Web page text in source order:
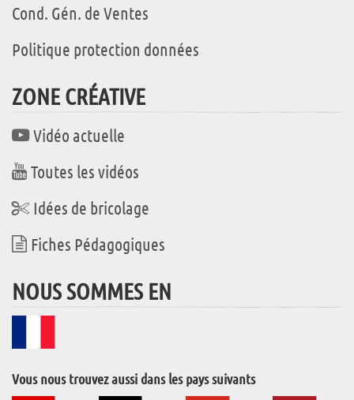
Cond. Gén. de Ventes
Politique protection données
ZONE CRÉATIVE
Vidéo actuelle
Toutes les vidéos
Idées de bricolage
Fiches Pédagogiques
NOUS SOMMES EN
Vous nous trouvez aussi dans les pays suivants